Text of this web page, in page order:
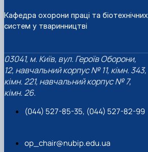
Кафедра охорони праці та біотехнічних
систем у тваринництві
03041, м. Київ, вул. Героїв Оборони,
12, навчальний корпус № 11, кімн. 343,
кімн. 221, навчальний корпус № 7,
кімн. 26.
(044) 527-85-35, (044) 527-82-99
op_chair@nubip.edu.ua